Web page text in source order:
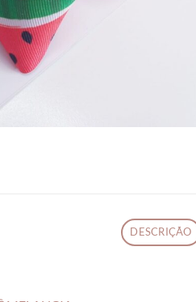
DESCRIÇÃO